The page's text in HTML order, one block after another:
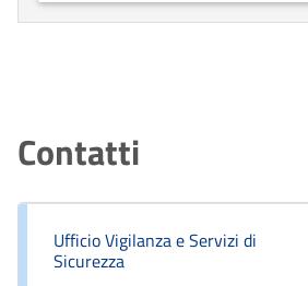
Contatti
Ufficio Vigilanza e Servizi di
Sicurezza